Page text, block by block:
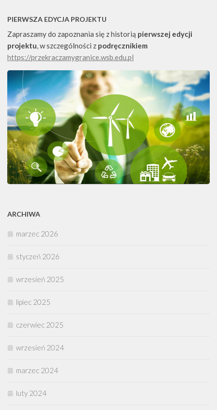
PIERWSZA EDYCJA PROJEKTU
Zapraszamy do zapoznania się z historią pierwszej edycji
projektu, w szczególności z podręcznikiem
https://przekraczamygranice.wsb.edu.pl
ARCHIWA
marzec 2026
styczeń 2026
wrzesień 2025
lipiec 2025
czerwiec 2025
wrzesień 2024
marzec 2024
luty 2024